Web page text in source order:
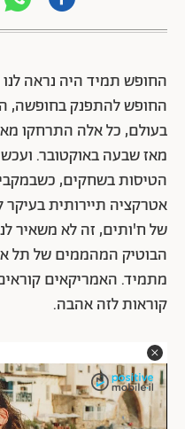
החופש תמיד היה נראה
החופש להתפנק בחופשה,
בעולם, כל אלה התרחקו
מאז שבעה באוקטובר.
הטיסות בשחקים,
אטרקציה תיירותית בעיקר
של ח'ותים, זה לא משאיר
הבוטיק המהממים של תל
קוראות לזה אהבה.